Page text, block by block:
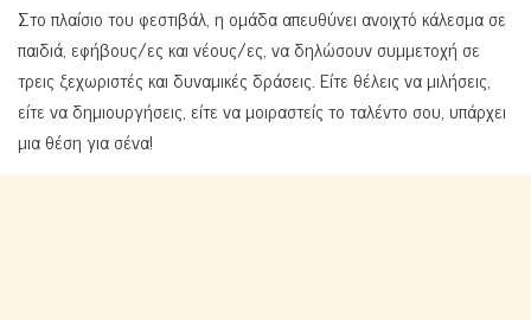
Στο πλαίσιο του φεστιβάλ, η ομάδα απευθύνει ανοιχτό κάλεσμα σε
παιδιά, εφήβους/ες και νέους/ες, να δηλώσουν συμμετοχή σε
τρεις ξεχωριστές και δυναμικές δράσεις. Είτε θέλεις να μιλήσεις,
είτε να δημιουργήσεις, είτε να μοιραστείς το ταλέντο σου, υπάρχει
μια θέση για σένα!